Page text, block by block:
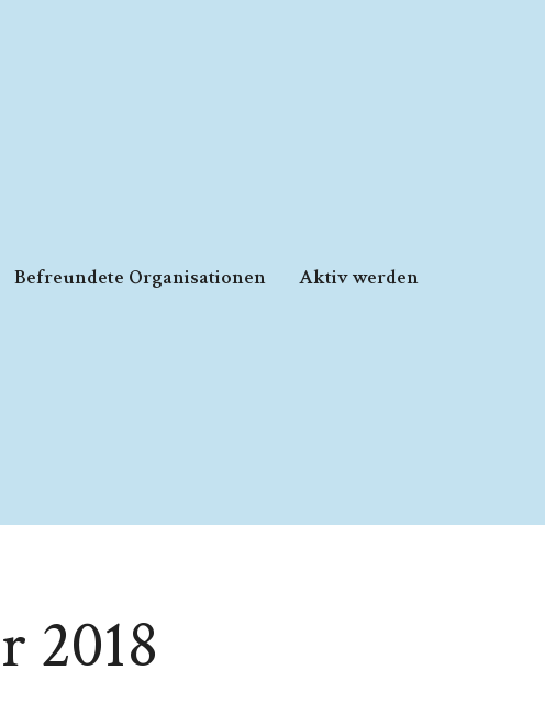
Befreundete Organisationen Aktiv werden
2018